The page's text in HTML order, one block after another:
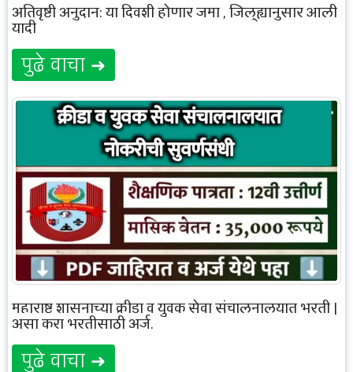
अतिवृष्टी अनुदान: या दिवशी होणार जमा , जिल्ह्यानुसार आली
यादी
पुढे वाचा ➜
महाराष्ट्र शासनाच्या क्रीडा व युवक सेवा संचालनालयात भरती |
असा करा भरतीसाठी अर्ज.
पुढे वाचा ➜